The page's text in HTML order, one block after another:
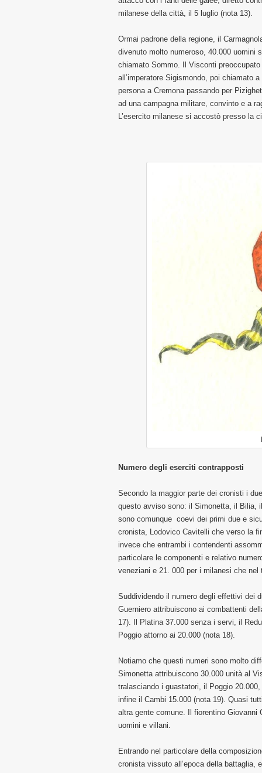
milanese della città, il 5 luglio (nota 13).
Ormai padrone della regione, il
divenuto molto numeroso, 40.000 uomini
chiamato Sommo. Il Visconti
all’imperatore Sigismondo, poi chiamato
persona a Cremona passando per
ad una campagna militare, convinto e a
L’esercito milanese si accostò presso la
Numero degli eserciti contrapposti
Secondo la maggior parte dei cronisti i
questo avviso sono: il Simonetta, il Bilia,
sono comunque coevi dei primi due e
cronista, Lodovico Cavitelli che verso la
invece che entrambi i contendenti
particolare le componenti e relativo
veneziani e 21. 000 per i milanesi che
Suddividendo il numero degli effettivi dei
Guerniero attribuiscono ai combattenti
17). Il Platina 37.000 senza i servi, il
Poggio attorno ai 20.000 (nota 18).
Notiamo che questi numeri sono molto
Simonetta attribuiscono 30.000 unità al
tralasciando i guastatori, il Poggio
infine il Cambi 15.000 (nota 19). Quasi
altra gente comune. Il fiorentino
uomini e villani.
Entrando nel particolare della
cronista vissuto all’epoca della battaglia,